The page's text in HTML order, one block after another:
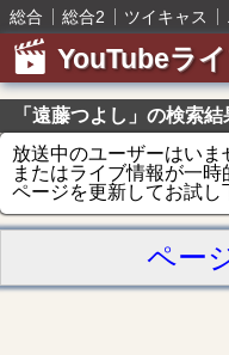
総合 総合2 ツイキャス
YouTubeラ
「遠藤つよし」の検索結
放送中のユーザーはいま
またはライブ情報が一時
ページを更新してお試し
ペー